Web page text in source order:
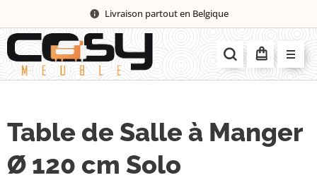
Livraison partout en Belgique
Table de Salle à Manger
Ø 120 cm Solo